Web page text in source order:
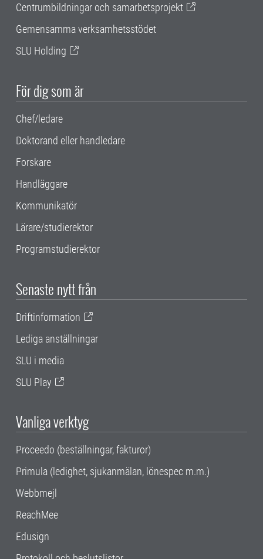
Centrumbildningar och samarbetsprojekt
Gemensamma verksamhetsstödet
SLU Holding
För dig som är
Chef/ledare
Doktorand eller handledare
Forskare
Handläggare
Kommunikatör
Lärare/studierektor
Programstudierektor
Senaste nytt från
Driftinformation
Lediga anställningar
SLU i media
SLU Play
Vanliga verktyg
Proceedo (beställningar, fakturor)
Primula (ledighet, sjukanmälan, lönespec m.m.)
Webbmejl
ReachMee
Edusign